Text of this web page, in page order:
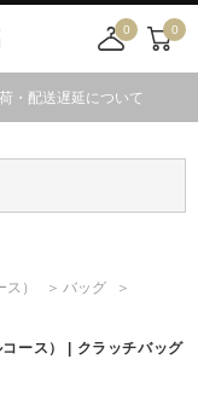
0
舗
カ
0
・配送遅延について
）
バッグ
ース）
| クラッチバッグ